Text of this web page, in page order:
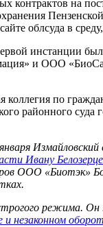
контрактов на
облсуда в
инстанции
и ООО
коллегия по
районного
Измайловский
Ивану
ООО «Биотэк»
режима.
и незаконном